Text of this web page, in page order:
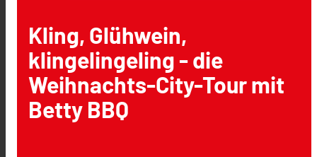
Kling, Glühwein,
klingelingeling - die
Weihnachts-City-Tour mit
Betty BBQ